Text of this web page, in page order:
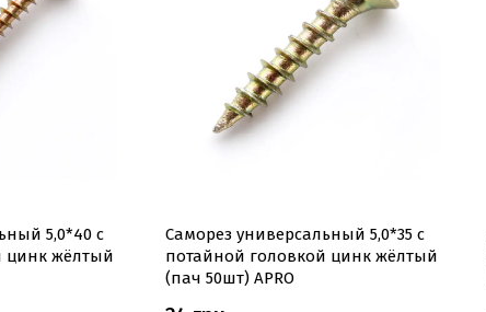
5,0*40 с
цинк жёлтый
Саморез универсальный 5,0*35 с
потайной головкой цинк жёлтый
(пач 50шт) APRO